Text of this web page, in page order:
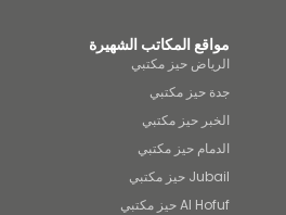
مواقع المكاتب الشهيرة
الرياض حيز مكتبي
جدة حيز مكتبي
الخبر حيز مكتبي
الدمام حيز مكتبي
Al Hofuf حيز مكتبي